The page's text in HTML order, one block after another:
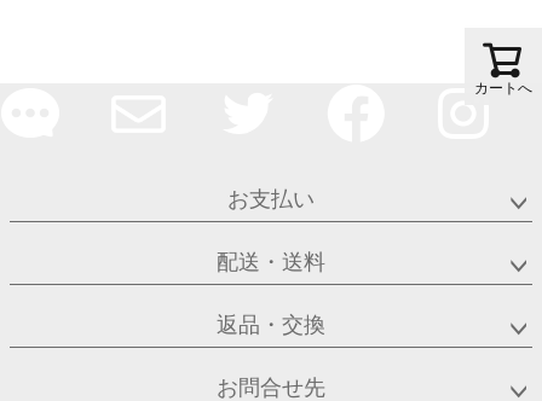
お支払い
配送・送料
返品・交換
お問合せ先
カートへ